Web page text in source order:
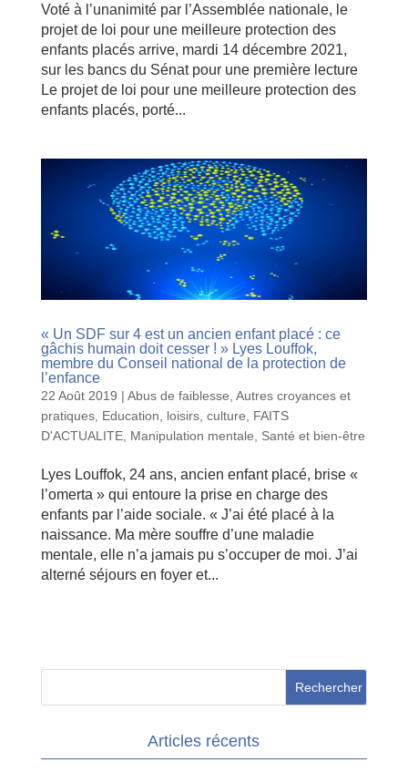
Voté à l’unanimité par l’Assemblée nationale, le
projet de loi pour une meilleure protection des
enfants placés arrive, mardi 14 décembre 2021,
sur les bancs du Sénat pour une première lecture
Le projet de loi pour une meilleure protection des
enfants placés, porté...
« Un SDF sur 4 est un ancien enfant placé : ce
gâchis humain doit cesser ! » Lyes Louffok,
membre du Conseil national de la protection de
l’enfance
22 Août 2019 | Abus de faiblesse, Autres croyances et
pratiques, Education, loisirs, culture, FAITS
D'ACTUALITE, Manipulation mentale, Santé et bien-être
Lyes Louffok, 24 ans, ancien enfant placé, brise «
l’omerta » qui entoure la prise en charge des
enfants par l’aide sociale. « J’ai été placé à la
naissance. Ma mère souffre d’une maladie
mentale, elle n’a jamais pu s’occuper de moi. J’ai
alterné séjours en foyer et...
Articles récents